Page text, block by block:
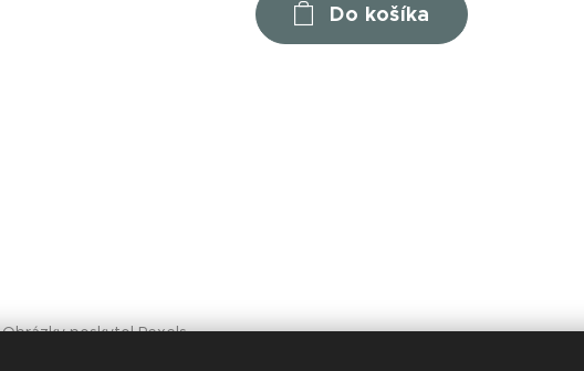
Do košíka
Obrázky poskytolPexels